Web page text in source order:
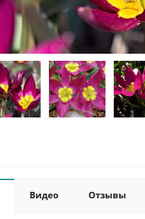
Видео Отзывы